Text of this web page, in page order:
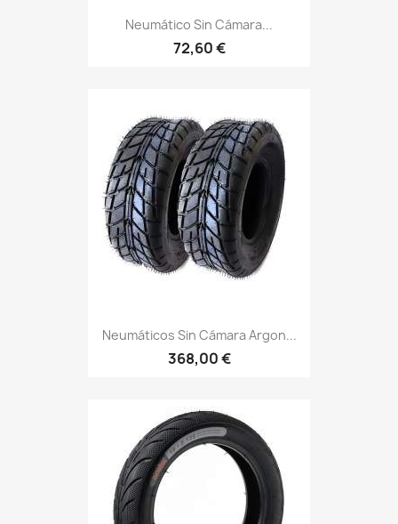
Neumático Sin Cámara...
72,60 €
Neumáticos Sin Cámara Argon...
368,00 €